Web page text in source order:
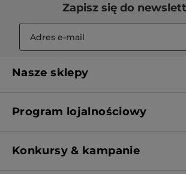
Zapisz się do
Nasze sklepy
Franczyza
Program lojalnościowy
Konkursy & kampanie